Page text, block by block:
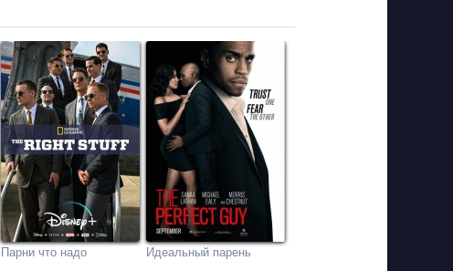
Парни что надо Идеальный парень